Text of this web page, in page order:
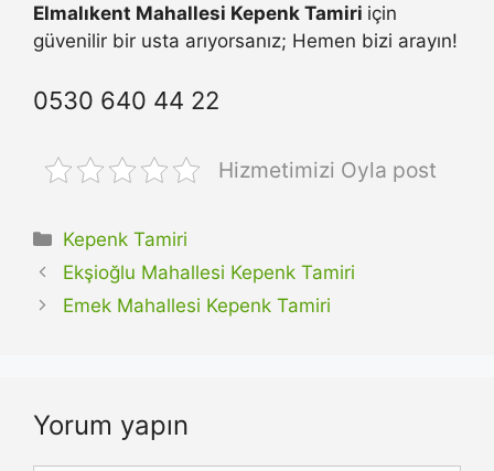
Elmalıkent Mahallesi Kepenk Tamiri için
güvenilir bir usta arıyorsanız; Hemen bizi arayın!
0530 640 44 22
Hizmetimizi Oyla post
Kategoriler
Kepenk Tamiri
Ekşioğlu Mahallesi Kepenk Tamiri
Emek Mahallesi Kepenk Tamiri
Yorum yapın